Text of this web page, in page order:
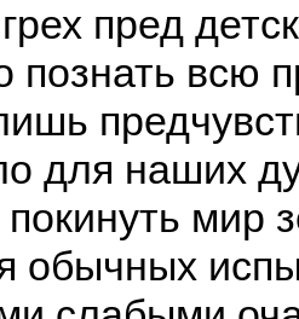
пред
всю
для наших
мир
обычных